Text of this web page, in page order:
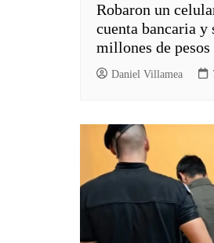
Robaron un
cuenta bancaria y
millones de pesos
Daniel Villamea